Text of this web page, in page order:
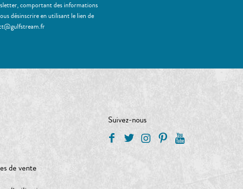
comportant des informations
désinscrire en utilisant le lien de
de vente
Suivez-nous